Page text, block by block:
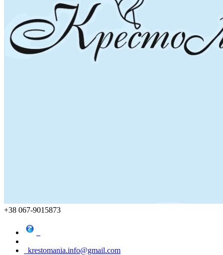
+38 067-9015873
krestomania.info@gmail.com